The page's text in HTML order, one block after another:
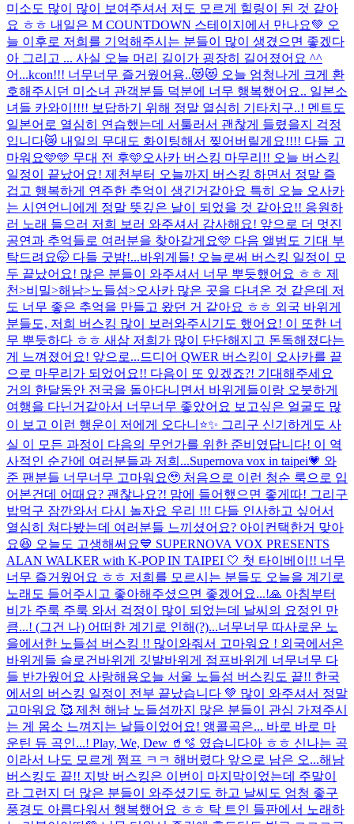
미소도 많이 많이 보여주셔서 저도 모르게 힐링이 된 것 같아
요 ㅎㅎ 내일은 M COUNTDOWN 스테이지에서 만나요💚 오
늘 이후로 저희를 기억해주시는 분들이 많이 생겼으면 좋겠다
아 그리고 ... 사실 오늘 머리 길이가 굉장히 길어졌어요 ^^
어...kcon!!! 너무너무 즐거웠어용..😻😻 오늘 엄청나게 크게 환
호해주시던 미소녀 관객분들 덕분에 너무 행복했어요.. 일본소
녀들 카와이!!!! 보답하기 위해 정말 열심히 기타치구..! 멘트도
일본어로 열심히 연습했는데 서툴러서 괜찮게 들렸을지 걱정
입니다😿 내일의 무대도 화이팅해서 찢어버릴게요!!!! 다들 고
마워요🩵🩵 무대 전 후🩵오사카 버스킹 마무리!! 오늘 버스킹
일정이 끝났어요! 제천부터 오늘까지 버스킹 하면서 정말 즐
겁고 행복하게 연주한 추억이 생긴거같아요 특히 오늘 오사카
는 시연언니에게 정말 뜻깊은 날이 되었을 것 같아요!! 응원하
러 노래 들으러 저희 보러 와주셔서 감사해요! 앞으로 더 멋진
공연과 추억들로 여러분을 찾아갈게요🩵 다음 앨범도 기대 부
탁드려요🤭 다들 굿밤!...바위게들! 오늘로써 버스킹 일정이 모
두 끝났어요! 많은 분들이 와주셔서 너무 뿌듯했어요 ㅎㅎ 제
천>비밀>해남>노들섬>오사카 많은 곳을 다녀온 것 같은데 저
도 너무 좋은 추억을 만들고 왔던 거 같아요 ㅎㅎ 외국 바위게
분들도, 저희 버스킹 많이 보러와주시기도 했어요! 이 또한 너
무 뿌듯하다 ㅎㅎ 새삼 저희가 많이 단단해지고 돈독해졌다는
게 느껴졌어요! 앞으로...드디어 QWER 버스킹이 오사카를 끝
으로 마무리가 되었어요!! 다음이 또 있겠죠?! 기대해주세요
거의 한달동안 전국을 돌아다니면서 바위게들이랑 오붓하게
여행을 다닌거같아서 너무너무 좋았어요 보고싶은 얼굴도 많
이 보고 이런 행운이 저에게 오다니⭐️✨ 그리구 신기하게도 사
실 이 모든 과정이 다음의 무언가를 위한 준비였답니다! 이 역
사적인 순간에 여러분들과 저희...Supernova vox in taipei💗 와
준 팬분들 너무너무 고마워요🥹 처음으로 이런 청순 룩으로 입
어본건데 어때요? 괜찮나요?! 맘에 들어했으면 좋게따! 그리구
밥먹구 잠깐와서 다시 놀자요 우리 !!! 다들 인사하고 싶어서
열심히 쳐다봤는데 여러분들 느끼셨어요? 아이컨택한거 맞아
요😆 오늘도 고생해써요💙 SUPERNOVA VOX PRESENTS
ALAN WALKER with K-POP IN TAIPEI 🤍 첫 타이베이!! 너무
너무 즐거웠어요 ㅎㅎ 저희를 모르시는 분들도 오늘을 계기로
노래도 들어주시고 좋아해주셨으면 좋겠어요...!🙏 아침부터
비가 주룩 주룩 와서 걱정이 많이 되었는데 날씨의 요정인 만
큼...! (그건 나) 어떠한 계기로 인해(?)...너무너무 따사로운 노
을에서한 노들섬 버스킹 !! 많이와줘서 고마워요 ! 외국에서온
바위게들 슬로건바위게 깃발바위게 점프바위게 너무너무 다
들 반가웠어요 사랑해용오늘 서울 노들섬 버스킹도 끝!! 한국
에서의 버스킹 일정이 전부 끝났습니다 💚 많이 와주셔서 정말
고마워요 🥰 제천 해남 노들섬까지 많은 분들이 관심 가져주시
는 게 몸소 느껴지는 날들이었어요! 앵콜곡은... 바로 바로 마
운틴 듀 곡인...! Play, We, Dew 🥤🫧 였습니다아 ㅎㅎ 신나는 곡
이라서 나도 모르게 쩜프 ㅋㅋ 해버렸다 앞으로 남은 오...해남
버스킹도 끝!! 지방 버스킹은 이번이 마지막이었는데 주말이
라 그런지 더 많은 분들이 와주셨기도 하고 날씨도 엄청 좋구
풍경도 아름다워서 행복했어요 ㅎㅎ 탁 트인 들판에서 노래하